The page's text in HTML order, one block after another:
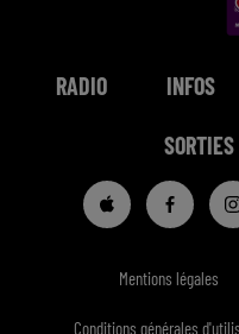
RADIO INFOS
SORTIES
Mentions légales
Conditions générales